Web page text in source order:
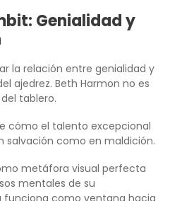
Genialidad y
la relación entre genialidad y
ajedrez. Beth Harmon no es
tablero.
cómo el talento excepcional
salvación como en maldición.
metáfora visual perfecta
mentales de su